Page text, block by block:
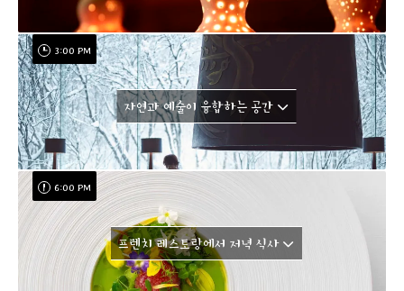
자연과 예술이 융합하는 공간
3:00 PM
프렌치 레스토랑에서 저녁 식사
6:00 PM